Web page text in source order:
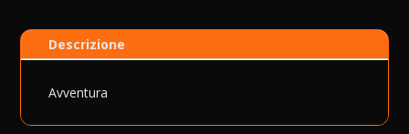
Descrizione
Avventura